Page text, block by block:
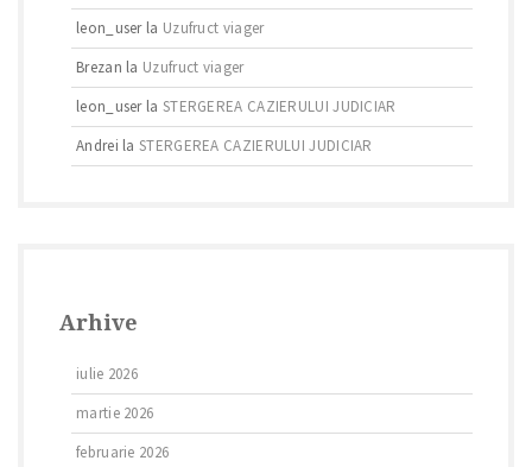
leon_userla Uzufruct viager
Brezan la Uzufruct viager
leon_userla STERGEREA CAZIERULUI JUDICIAR
Andrei laSTERGEREA CAZIERULUI JUDICIAR
Arhive
iulie 2026
martie 2026
februarie 2026